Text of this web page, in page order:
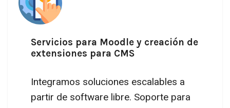
Servicios para Moodle y creación de
extensiones para CMS
Integramos soluciones escalables a
partir de software libre. Soporte para